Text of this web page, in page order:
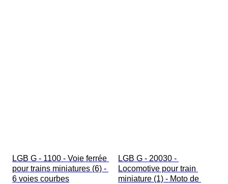
LGB G - 1100 - Voie ferrée
pour trains miniatures (6) -
6 voies courbes
LGB G - 20030 -
Locomotive pour train
miniature (1) - Moto de